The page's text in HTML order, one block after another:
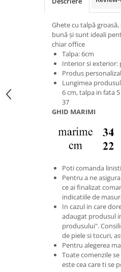
Ghete cu talpă
bună și sunt ideali
chiar office
Talpa: 6cm
Interior si exterior:
Produs
Lungimea
6 cm, talpa in fata
37
GHID MARIMI
Poti comanda
Pentru a ne
ce ai finalizat
indicatiile de
In cazul in care
adaugat produsul
produsului".
de piele si tocuri,
Pentru alegerea
Toate comenzile
este cea care ti se